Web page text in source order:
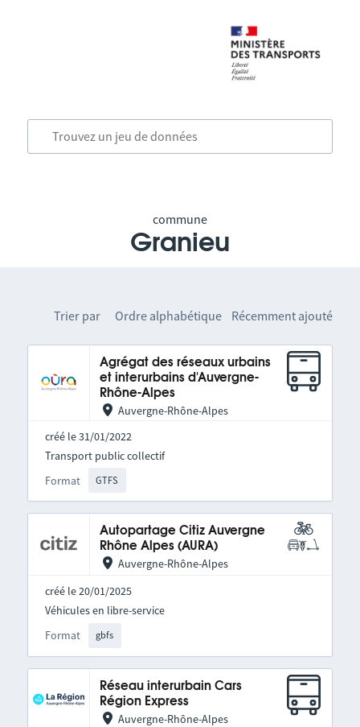
commune
Granieu
Trier par Ordre alphabétique Récemment ajouté
Agrégat des réseaux urbains
et interurbains d'Auvergne-
Rhône-Alpes
Auvergne-Rhône-Alpes
créé le 31/01/2022
Format GTFS
Transport public collectif
Autopartage Citiz Auvergne
Rhône Alpes (AURA)
Auvergne-Rhône-Alpes
créé le 20/01/2025
Format gbfs
Véhicules en libre-service
Réseau interurbain Cars
Région Express
Auvergne-Rhône-Alpes